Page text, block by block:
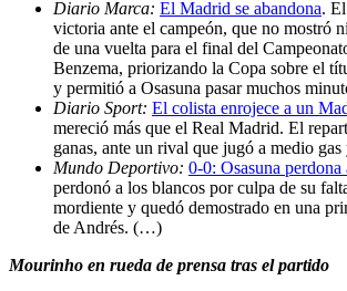
Diario Marca: El Madrid se abandona.
victoria ante el campeón, que no mostró
de una vuelta para el final del
Benzema, priorizando la Copa sobre el
y permitió a Osasuna pasar muchos
Diario Sport: El colista enrojece a un
mereció más que el Real Madrid. El
ganas, ante un rival que jugó a medio
Mundo Deportivo: 0-0: Osasuna
perdonó a los blancos por culpa de su
mordiente y quedó demostrado en una
de Andrés. (…)
Mourinho en rueda de prensa tras el partido